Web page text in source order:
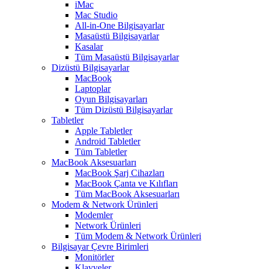
iMac
Mac Studio
All-in-One Bilgisayarlar
Masaüstü Bilgisayarlar
Kasalar
Tüm Masaüstü Bilgisayarlar
Dizüstü Bilgisayarlar
MacBook
Laptoplar
Oyun Bilgisayarları
Tüm Dizüstü Bilgisayarlar
Tabletler
Apple Tabletler
Android Tabletler
Tüm Tabletler
MacBook Aksesuarları
MacBook Şarj Cihazları
MacBook Çanta ve Kılıfları
Tüm MacBook Aksesuarları
Modem & Network Ürünleri
Modemler
Network Ürünleri
Tüm Modem & Network Ürünleri
Bilgisayar Çevre Birimleri
Monitörler